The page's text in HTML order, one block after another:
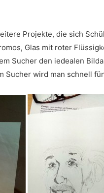
Projekte, die sich
Glas mit roter
Sucher den iedealen
Sucher wird man schnell